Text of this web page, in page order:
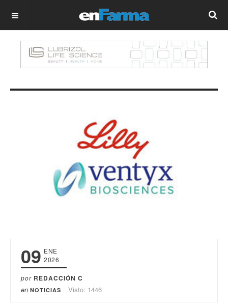
OFF CANVAS
09 ENE
2026
por REDACCIÓN C
en NOTICIAS Visto: 1446